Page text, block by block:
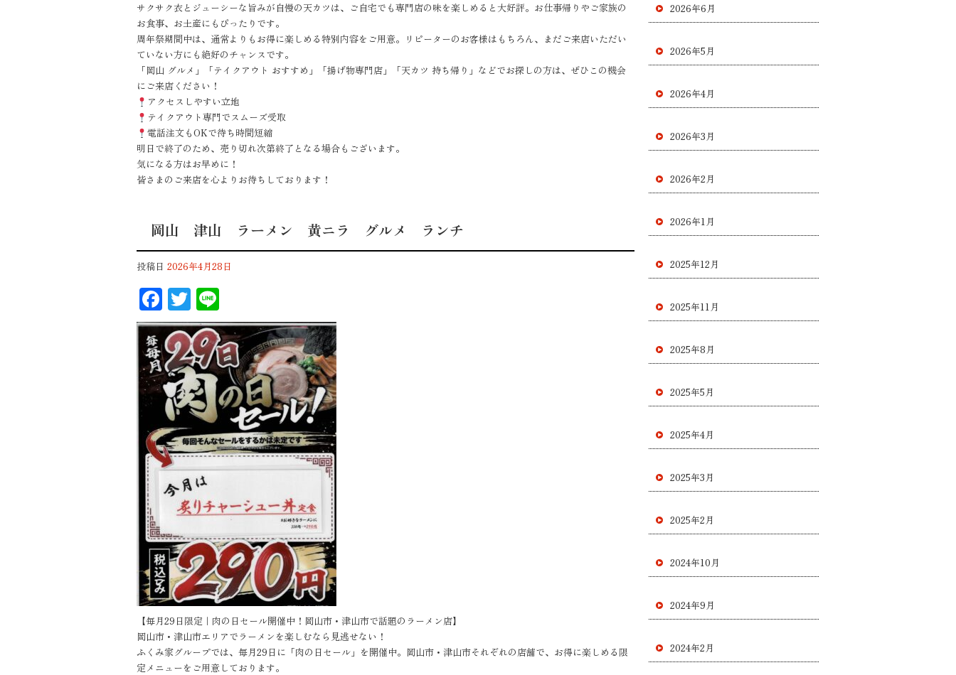
サクサク衣とジューシーな旨みが自慢の天カツは、ご自宅でも専門店の味を楽しめると大好評。お仕事帰りやご家族の
お食事、お土産にもぴったりです。
周年祭期間中は、通常よりもお得に楽しめる特別内容をご用意。リピーターのお客様はもちろん、まだご来店いただい
ていない方にも絶好のチャンスです。
「岡山 グルメ」「テイクアウト おすすめ」「揚げ物専門店」「天カツ 持ち帰り」などでお探しの方は、ぜひこの機会
にご来店ください！
アクセスしやすい立地
テイクアウト専門でスムーズ受取
電話注文もOKで待ち時間短縮
明日で終了のため、売り切れ次第終了となる場合もございます。
気になる方はお早めに！
皆さまのご来店を心よりお待ちしております！
岡山 津山 ラーメン 黄ニラ グルメ ランチ
投稿日 2026年4月28日
F
ac
eb
oo
k
T
wi
tt
er
n
e
【毎月29日限定｜肉の日セール開催中！岡山市・津山市で話題のラーメン店】
岡山市・津山市エリアでラーメンを楽しむなら見逃せない！
ふくみ家グループでは、毎月29日に「肉の日セール」を開催中。岡山市・津山市それぞれの店舗で、お得に楽しめる限
定メニューをご用意しております。
2026年6月
2026年5月
2026年4月
2026年3月
2026年2月
2026年1月
2025年12月
2025年11月
2025年8月
2025年5月
2025年4月
2025年3月
2025年2月
2024年10月
2024年9月
2024年2月